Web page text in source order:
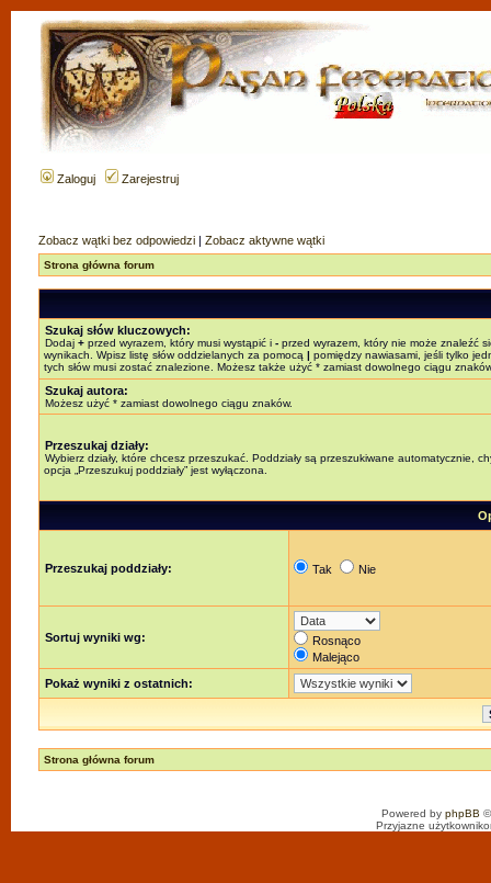
Zaloguj Zarejestruj
Zobacz wątki bez odpowiedzi | Zobacz aktywne wątki
Strona główna forum
Szukaj słów kluczowych:
Dodaj + przed wyrazem, który musi wystąpić i - przed wyrazem, który nie może znaleźć
wynikach. Wpisz listę słów oddzielanych za pomocą | pomiędzy nawiasami, jeśli tylko
tych słów musi zostać znalezione. Możesz także użyć * zamiast dowolnego ciągu
Szukaj autora:
Możesz użyć * zamiast dowolnego ciągu znaków.
Przeszukaj działy:
Wybierz działy, które chcesz przeszukać. Poddziały są przeszukiwane automatycznie,
opcja „Przeszukuj poddziały” jest wyłączona.
Przeszukaj poddziały: Tak Nie
Sortuj wyniki wg:
Rosnąco
Malejąco
Pokaż wyniki z ostatnich:
Strona główna forum
Powered by phpBB
Przyjazne